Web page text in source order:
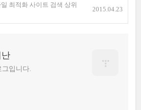
최적화 사이트 검색 상위
2015.04.23
입니다.